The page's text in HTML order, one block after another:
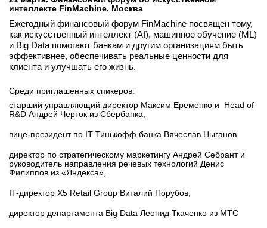
интеллекте FinMachine. Москва
Ежегодный финансовый форум FinMachine посвящен тому,
как искусственный интеллект (AI), машинное обучение (ML)
и Big Data помогают банкам и другим организациям быть
эффективнее, обеспечивать реальные ценности для
клиента и улучшать его жизнь.
Среди приглашенных спикеров:
старший управляющий директор Максим Еременко и Head of
R&D Андрей Черток из Сбербанка,
вице-президент по IT Тинькофф банка Вячеслав Цыганов,
директор по стратегическому маркетингу Андрей Себрант и
руководитель направления речевых технологий Денис
Филиппов из «Яндекса»,
IT-директор X5 Retail Group Виталий Порубов,
директор департамента Big Data Леонид Ткаченко из МТС